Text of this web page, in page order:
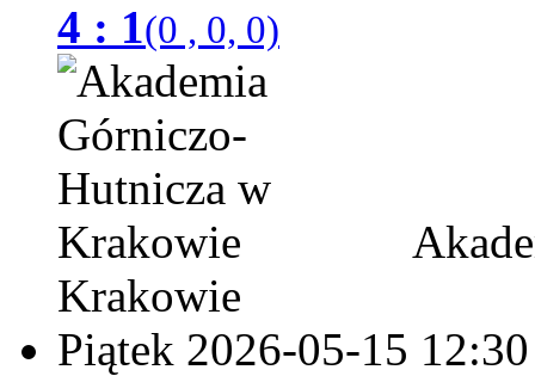
4 : 1(0 , 0, 0)
Krakowie
Piątek 2026-05-15 12:30